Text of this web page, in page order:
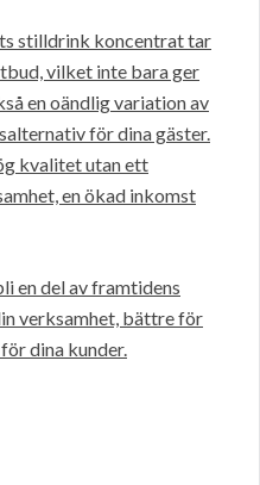
stilldrink koncentrat tar
vilket inte bara ger
en oändlig variation av
för dina gäster.
kvalitet utan ett
en ökad inkomst
en del av framtidens
verksamhet, bättre för
dina kunder.